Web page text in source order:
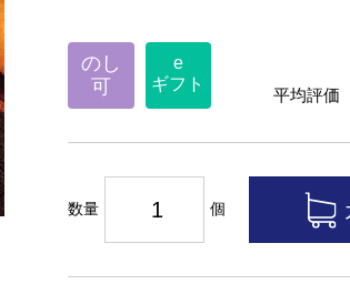
のし
可
e
ギフト
平均評価
数量 個